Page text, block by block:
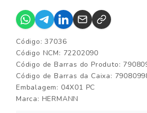
Código: 37036
Código NCM: 72202090
Código de Barras do Produto:
Código de Barras da Caixa:
Embalagem: 04X01 PC
Marca: HERMANN